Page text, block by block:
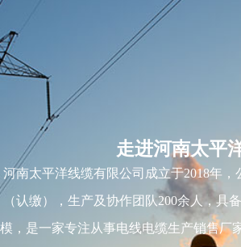
走进河南太平
河南太平洋线缆有限公司成立于2018年，
（认缴），生产及协作团队200余人，具
模，是一家专注从事电线电缆生产销售厂